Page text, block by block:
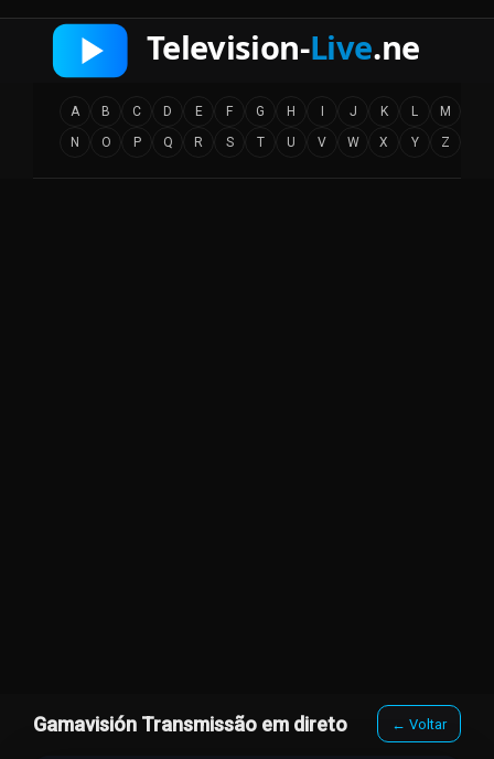
A B C D E F G H J K L
M
N
O P Q R S T U V W X Y Z
Gamavisión Transmissão em direto ← Voltar